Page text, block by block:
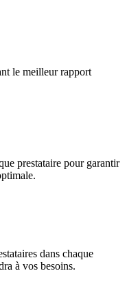
le meilleur rapport
prestataire pour garantir
dans chaque
à vos besoins.